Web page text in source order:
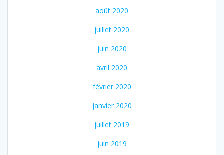
août 2020
juillet 2020
juin 2020
avril 2020
février 2020
janvier 2020
juillet 2019
juin 2019